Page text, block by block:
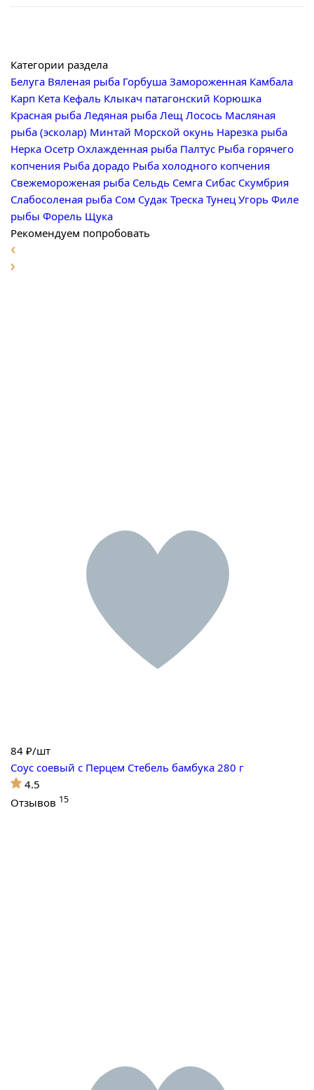
Категории раздела
Белуга Вяленая рыба Горбуша Замороженная Камбала
Карп Кета Кефаль Клыкач патагонский Корюшка
Красная рыба Ледяная рыба Лещ Лосось Масляная
рыба (эсколар) Минтай Морской окунь Нарезка рыба
Нерка Осетр Охлажденная рыба Палтус Рыба горячего
копчения Рыба дорадо Рыба холодного копчения
Свежемороженая рыба Сельдь Семга Сибас Скумбрия
Слабосоленая рыба Сом Судак Треска Тунец Угорь Филе
рыбы Форель Щука
Рекомендуем попробовать
84 ₽/шт
Соус соевый с Перцем Стебель бамбука 280 г
4.5
Отзывов 15